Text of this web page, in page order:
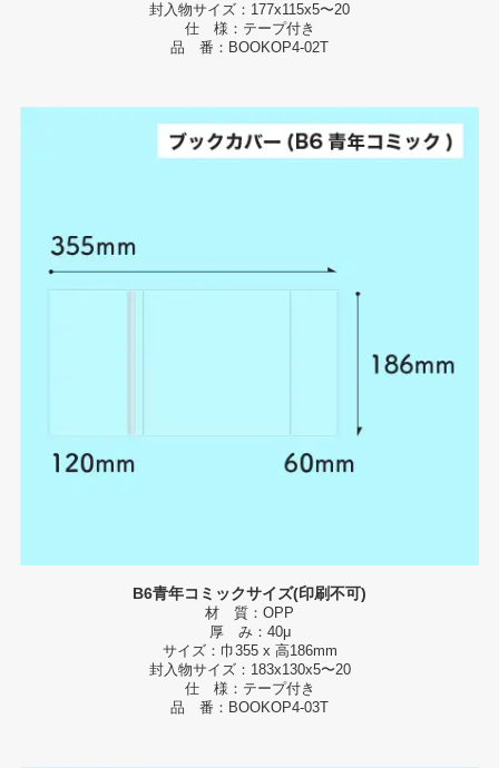
封入物サイズ：177x115x5〜20
仕 様：テープ付き
品 番：BOOKOP4-02T
B6青年コミックサイズ(印刷不可)
材 質：OPP
厚 み：40μ
サイズ：巾355 x 高186mm
封入物サイズ：183x130x5〜20
仕 様：テープ付き
品 番：BOOKOP4-03T